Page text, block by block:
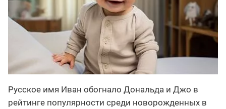
Русское имя Иван обогнало Дональда и Джо в
рейтинге популярности среди новорожденных в